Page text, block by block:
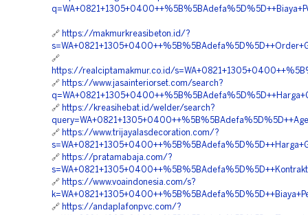
🔗 https://makmurkreasibeton.id/?
🔗
https://realciptamakmur.co.id/
🔗 https://www.jasainteriorset.com/search?
🔗 https://kreasihebat.id/welder/search?
🔗 https://www.trijayalasdecoration.com/?
🔗 https://pratamabaja.com/?
🔗 https://www.voaindonesia.com/s?
🔗 https://andaplafonpvc.com/?